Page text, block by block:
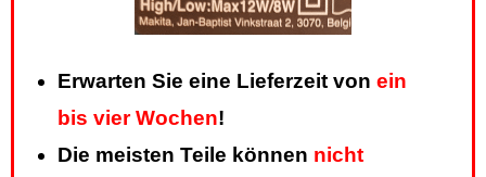
Erwarten Sie eine Lieferzeit von ein
bis vier Wochen!
Die meisten Teile können nicht